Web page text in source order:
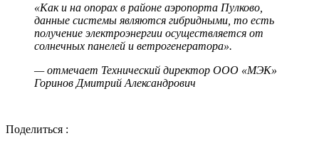
«Как и на опорах в районе аэропорта Пулково,
данные системы являются гибридными, то есть
получение электроэнергии осуществляется от
солнечных панелей и ветрогенератора».
— отмечает Технический директор ООО «МЭК»
Горинов Дмитрий Александрович
Поделиться :